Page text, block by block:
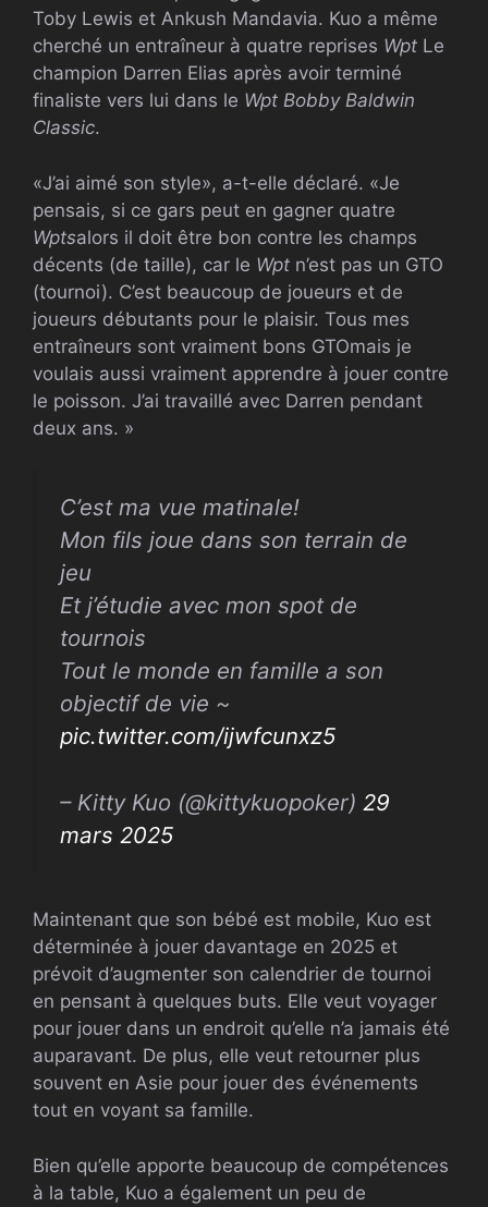
Toby Lewis et Ankush Mandavia. Kuo a même
cherché un entraîneur à quatre reprises Wpt Le
champion Darren Elias après avoir terminé
finaliste vers lui dans le Wpt Bobby Baldwin
Classic.
«J’ai aimé son style», a-t-elle déclaré. «Je
pensais, si ce gars peut en gagner quatre
Wptsalors il doit être bon contre les champs
décents (de taille), car le Wpt n’est pas un GTO
(tournoi). C’est beaucoup de joueurs et de
joueurs débutants pour le plaisir. Tous mes
entraîneurs sont vraiment bons GTOmais je
voulais aussi vraiment apprendre à jouer contre
le poisson. J’ai travaillé avec Darren pendant
deux ans. »
C’est ma vue matinale!
Mon fils joue dans son terrain de
jeu
Et j’étudie avec mon spot de
tournois
Tout le monde en famille a son
objectif de vie ~
pic.twitter.com/ijwfcunxz5
– Kitty Kuo (@kittykuopoker) 29
mars 2025
Maintenant que son bébé est mobile, Kuo est
déterminée à jouer davantage en 2025 et
prévoit d’augmenter son calendrier de tournoi
en pensant à quelques buts. Elle veut voyager
pour jouer dans un endroit qu’elle n’a jamais été
auparavant. De plus, elle veut retourner plus
souvent en Asie pour jouer des événements
tout en voyant sa famille.
Bien qu’elle apporte beaucoup de compétences
à la table, Kuo a également un peu de